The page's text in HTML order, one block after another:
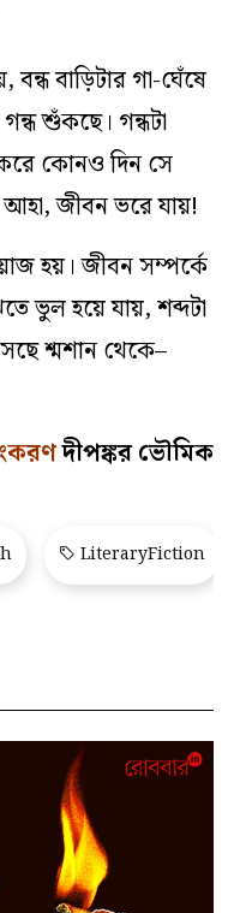
বন্ধ বাড়িটার গা-ঘেঁষে
শুঁকছে। গন্ধটা
কোনও দিন সে
জীবন ভরে যায়!
হয়। জীবন সম্পর্কে
ভুল হয়ে যায়, শব্দটা
শ্মশান থেকে–
দীপঙ্কর ভৌমিক
LiteraryFiction